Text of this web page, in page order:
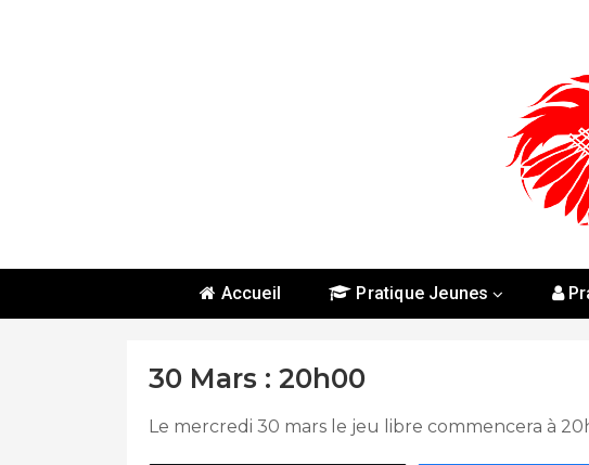
BHBC
Accueil Pratique Jeunes
30 Mars : 20h00
Le mercredi 30 mars le jeu libre commencera à